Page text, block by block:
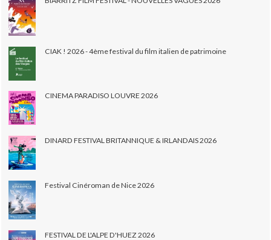
CIAK ! 2026 - 4ème festival du film italien de patrimoine
CINEMA PARADISO LOUVRE 2026
DINARD FESTIVAL BRITANNIQUE & IRLANDAIS 2026
Festival Cinéroman de Nice 2026
FESTIVAL DE L'ALPE D'HUEZ 2026